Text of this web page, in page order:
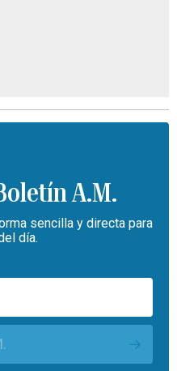
A.M.
sencilla y directa para
día.